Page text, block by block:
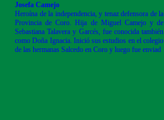
Josefa Camejo
Heroína de la independencia, y tenaz defensora de la
Provincia de Coro. Hija de Miguel Camejo y de
Sebastiana Talavera y Garcés, fue conocida también
como Doña Ignacia. Inició sus estudios en el colegio
de las hermanas Salcedo en Coro y luego fue enviad